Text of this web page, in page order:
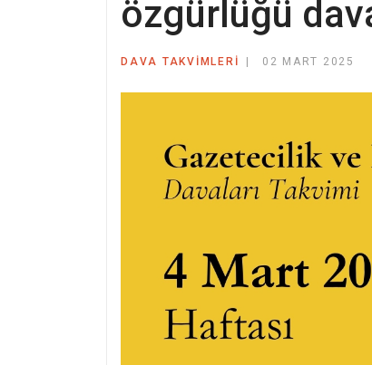
özgürlüğü
DAVA TAKVIMLERI 02 MART 2025